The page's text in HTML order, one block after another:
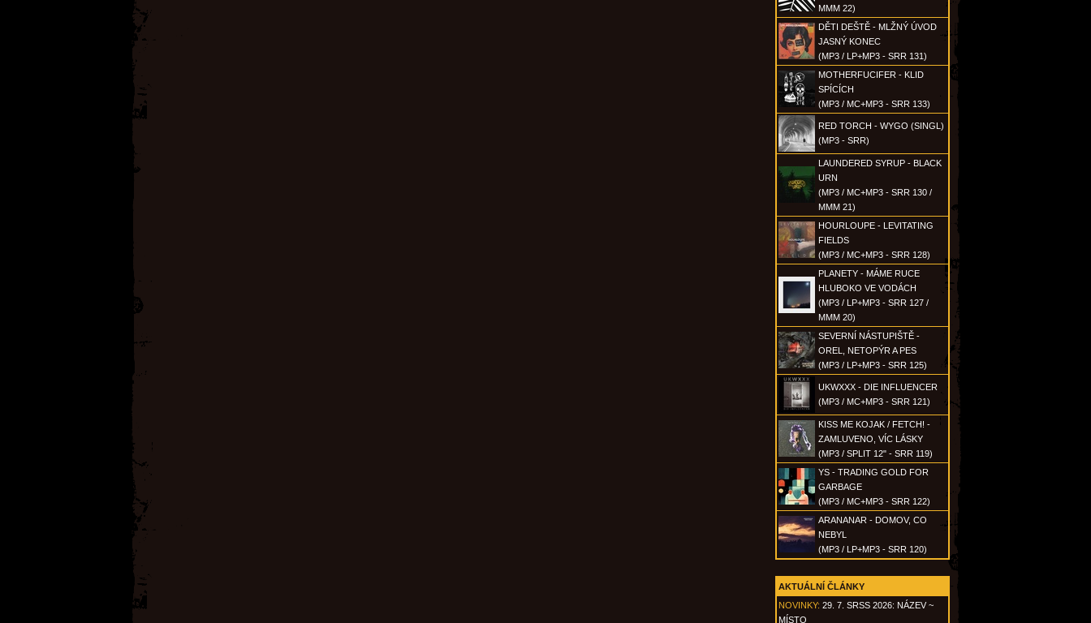
MMM 22)
DĚTI DEŠTĚ - MLŽNÝ ÚVOD
JASNÝ KONEC
(MP3 / LP+MP3 - SRR 131)
MOTHERFUCIFER - KLID
SPÍCÍCH
(MP3 / MC+MP3 - SRR 133)
RED TORCH - WYGO (SINGL)
(MP3 - SRR)
LAUNDERED SYRUP - BLACK
URN
(MP3 / MC+MP3 - SRR 130 /
MMM 21)
HOURLOUPE - LEVITATING
FIELDS
(MP3 / MC+MP3 - SRR 128)
PLANETY - MÁME RUCE
HLUBOKO VE VODÁCH
(MP3 / LP+MP3 - SRR 127 /
MMM 20)
SEVERNÍ NÁSTUPIŠTĚ -
OREL, NETOPÝR A PES
(MP3 / LP+MP3 - SRR 125)
UKWXXX - DIE INFLUENCER
(MP3 / MC+MP3 - SRR 121)
KISS ME KOJAK / FETCH! -
ZAMLUVENO, VÍC LÁSKY
(MP3 / SPLIT 12" - SRR 119)
YS - TRADING GOLD FOR
GARBAGE
(MP3 / MC+MP3 - SRR 122)
ARANANAR - DOMOV, CO
NEBYL
(MP3 / LP+MP3 - SRR 120)
AKTUÁLNÍ ČLÁNKY
NOVINKY: 29. 7. SRSS 2026: NÁZEV ~
MÍSTO